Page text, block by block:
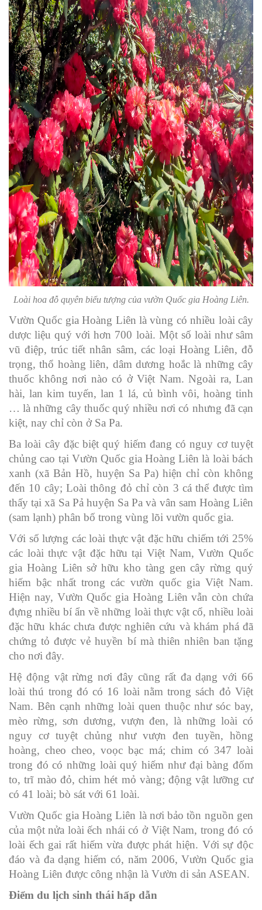
Loài hoa đỗ quyên biểu tượng của vườn Quốc gia Hoàng Liên.
Vườn Quốc gia Hoàng Liên là vùng có nhiều loài cây
dược liệu quý với hơn 700 loài. Một số loài như sâm
vũ điệp, trúc tiết nhân sâm, các loại Hoàng Liên, đỗ
trọng, thổ hoàng liên, dâm dương hoắc là những cây
thuốc không nơi nào có ở Việt Nam. Ngoài ra, Lan
hài, lan kim tuyến, lan 1 lá, củ bình vôi, hoàng tinh
… là những cây thuốc quý nhiều nơi có nhưng đã cạn
kiệt, nay chỉ còn ở Sa Pa.
Ba loài cây đặc biệt quý hiếm đang có nguy cơ tuyệt
chủng cao tại Vườn Quốc gia Hoàng Liên là loài bách
xanh (xã Bản Hồ, huyện Sa Pa) hiện chỉ còn không
đến 10 cây; Loài thông đỏ chỉ còn 3 cá thể được tìm
thấy tại xã Sa Pả huyện Sa Pa và vân sam Hoàng Liên
(sam lạnh) phân bố trong vùng lõi vườn quốc gia.
Với số lượng các loài thực vật đặc hữu chiếm tới 25%
các loài thực vật đặc hữu tại Việt Nam, Vườn Quốc
gia Hoàng Liên sở hữu kho tàng gen cây rừng quý
hiếm bậc nhất trong các vườn quốc gia Việt Nam.
Hiện nay, Vườn Quốc gia Hoàng Liên vẫn còn chứa
đựng nhiều bí ẩn về những loài thực vật cổ, nhiều loài
đặc hữu khác chưa được nghiên cứu và khám phá đã
chứng tỏ được vẻ huyền bí mà thiên nhiên ban tặng
cho nơi đây.
Hệ động vật rừng nơi đây cũng rất đa dạng với 66
loài thú trong đó có 16 loài nằm trong sách đỏ Việt
Nam. Bên cạnh những loài quen thuộc như sóc bay,
mèo rừng, sơn dương, vượn đen, là những loài có
nguy cơ tuyệt chủng như vượn đen tuyền, hồng
hoàng, cheo cheo, voọc bạc má; chim có 347 loài
trong đó có những loài quý hiếm như đại bàng đốm
to, trĩ mào đỏ, chim hét mỏ vàng; động vật lưỡng cư
có 41 loài; bò sát với 61 loài.
Vườn Quốc gia Hoàng Liên là nơi bảo tồn nguồn gen
của một nửa loài ếch nhái có ở Việt Nam, trong đó có
loài ếch gai rất hiếm vừa được phát hiện. Với sự độc
đáo và đa dạng hiếm có, năm 2006, Vườn Quốc gia
Hoàng Liên được công nhận là Vườn di sản ASEAN.
Điểm du lịch sinh thái hấp dẫn